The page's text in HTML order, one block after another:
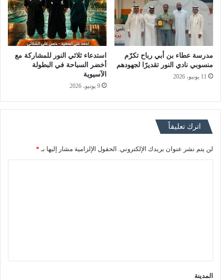
مدرسة عطاء بن أبي رباح تكرّم
منسوبي نادي النور تقديرًا لجهودهم
11 يونيو، 2026
استدعاء ثلاثي النور للمشاركة مع
أخضر السباحة في البطولة
الآسيوية
9 يونيو، 2026
اترك تعليقاً
لن يتم نشر عنوان بريدك الإلكتروني. الحقول الإلزامية مشار إليها بـ *
المدينة